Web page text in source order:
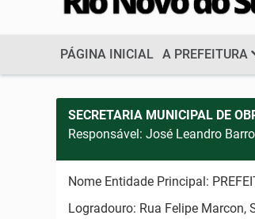
PÁGINA INICIAL A PREFEITURA
SECRETARIA MUNICIPAL DE
Responsável: José Leandro
Nome Entidade Principal:
Logradouro: Rua Felipe Marcon,